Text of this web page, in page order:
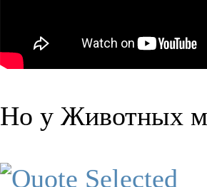
Но у Животных